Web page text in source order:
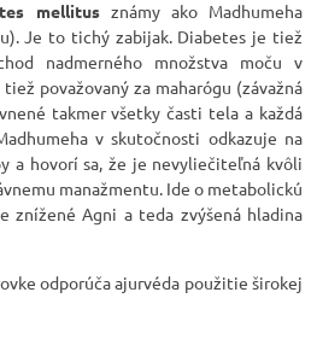
mellitusznámy ako Madhumeha
Je to tichý zabijak. Diabetes je tiež
nadmerného množstva moču v
považovaný za maharógu (závažná
takmer všetky časti tela a každá
v skutočnosti odkazuje na
a hovorí sa, že je nevyliečiteľná kvôli
manažmentu. Ide o metabolickú
znížené Agni a teda zvýšená hladina
odporúča ajurvéda použitie širokej